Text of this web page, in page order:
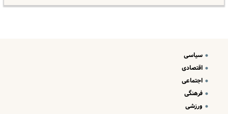
سیاسی
اقتصادی
اجتماعی
فرهنگی
ورزشی